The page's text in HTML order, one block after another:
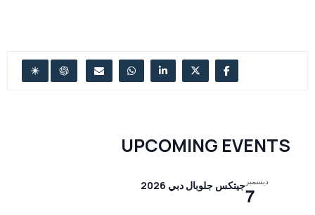
UPCOMING EVENTS
ديسمبر
7جيتكس جلوبال دبي 2026